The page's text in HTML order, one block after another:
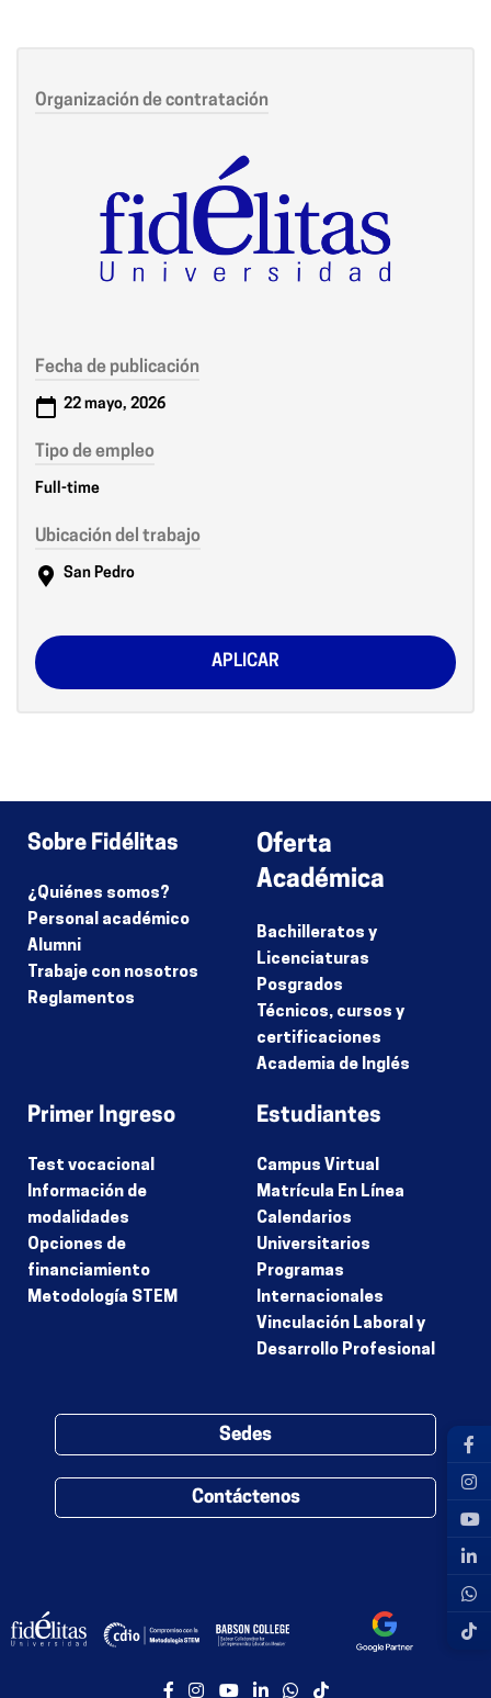
Organización de contratación
Fecha de publicación
22 mayo, 2026
Tipo de empleo
Full-time
Ubicación del trabajo
San Pedro
APLICAR
Sobre Fidélitas
¿Quiénes somos?
Personal académico
Alumni
Trabaje con nosotros
Reglamentos
Oferta
Académica
Bachilleratos y
Licenciaturas
Posgrados
Técnicos, cursos y
certificaciones
Academia de Inglés
Primer Ingreso
Test vocacional
Información de
modalidades
Opciones de
financiamiento
Metodología STEM
Estudiantes
Campus Virtual
Matrícula En Línea
Calendarios
Universitarios
Programas
Internacionales
Vinculación Laboral y
Desarrollo Profesional
Sedes
Contáctenos